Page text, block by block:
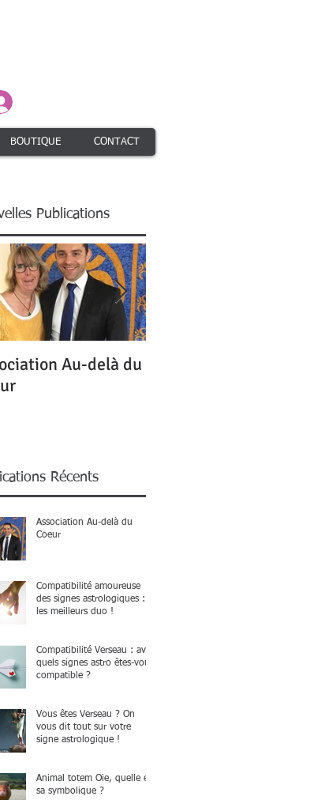
BOUTIQUE CONTACT
Publications
Au-delà du
Récents
Association Au-delà du
Coeur
Compatibilité amoureuse
des signes astrologiques :
les meilleurs duo !
Compatibilité Verseau : avec
quels signes astro êtes-vous
compatible ?
Vous êtes Verseau ? On
vous dit tout sur votre
signe astrologique !
Animal totem Oie, quelle est
sa symbolique ?